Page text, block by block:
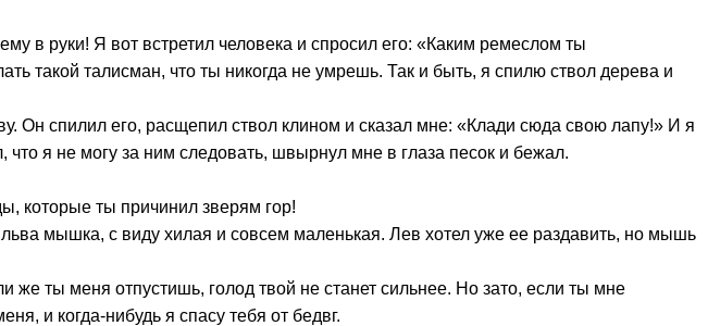
в руки! Я вот встретил человека и спросил его: «Каким ремеслом ты
такой талисман, что ты никогда не умрешь. Так и быть, я спилю ствол дерева и
Он спилил его, расщепил ствол клином и сказал мне: «Клади сюда свою лапу!» И я
я не могу за ним следовать, швырнул мне в глаза песок и бежал.
которые ты причинил зверям гор!
мышка, с виду хилая и совсем маленькая. Лев хотел уже ее раздавить, но мышь
ты меня отпустишь, голод твой не станет сильнее. Но зато, если ты мне
и когда-нибудь я спасу тебя от бедвг.